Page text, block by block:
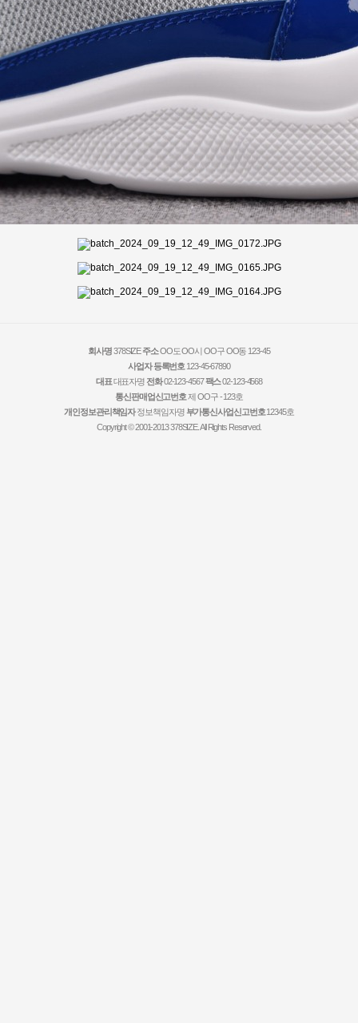
회사명378SIZE 주소OO도 OO시 OO구 OO동 123-45
사업자 등록번호 123-45-67890
대표대표자명 전화02-123-4567팩스02-123-4568
통신판매업신고번호제 OO구 - 123호
개인정보관리책임자정보책임자명 부가통신사업신고번호12345호
Copyright © 2001-2013 378SIZE. All Rights Reserved.